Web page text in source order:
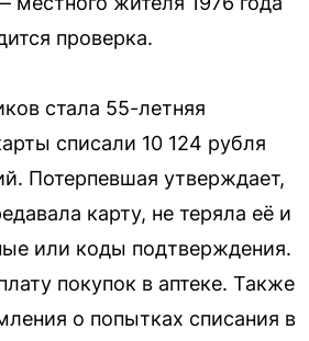
проверка.
стала 55-летняя
списали 10 124 рубля
Потерпевшая утверждает,
карту, не теряла её и
или коды подтверждения.
покупок в аптеке. Также
о попытках списания в